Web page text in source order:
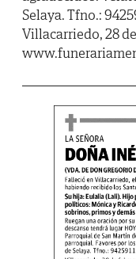
Selaya. Tfno.:
Villacarriedo, 28